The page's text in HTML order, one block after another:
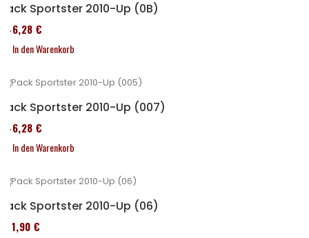
Pack Sportster 2010-Up (0B)
246,28 €
In den Warenkorb
Pack Sportster 2010-Up (007)
246,28 €
In den Warenkorb
Pack Sportster 2010-Up (06)
371,90 €